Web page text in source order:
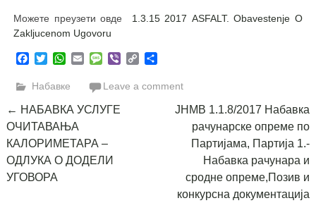
Можете преузети овде 1.3.15 2017 ASFALT. Obavestenje O
Zakljucenom Ugovoru
Facebook
TwitterWhatsApp
EmailMessage
ViberCopy
Набавке Leave a comment
Post
navigation
← НАБАВКА УСЛУГЕ
ОЧИТАВАЊА
КАЛОРИМЕТАРА –
ОДЛУКА О ДОДЕЛИ
УГОВОРА
ЈНМВ 1.1.8/2017 Набавка
рачунарске опреме по
Партијама, Партија 1.-
Набавка рачунара и
сродне опреме,Позив и
конкурсна документација